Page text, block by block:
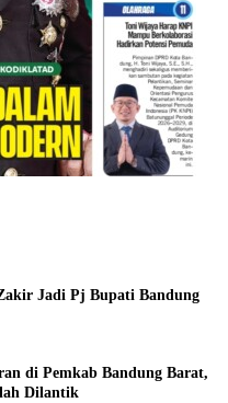
Jadi Pj Bupati Bandung
di Pemkab Bandung Barat,
Dilantik